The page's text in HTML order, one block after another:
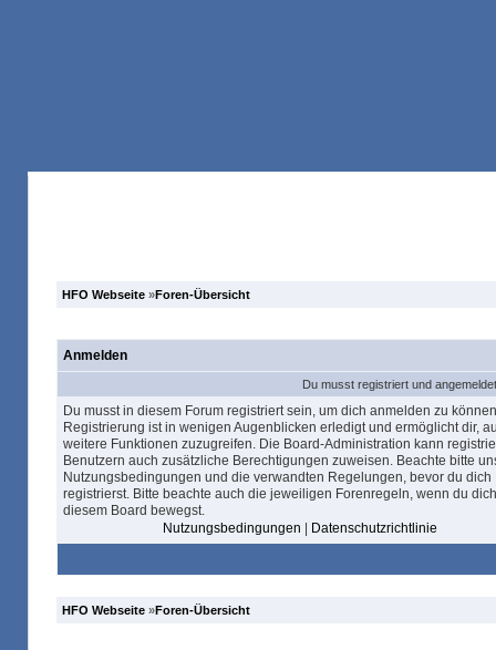
HFO Webseite »Foren-Übersicht
Anmelden
Du musst registriert und
Du musst in diesem Forum registriert sein, um dich anmelden zu
Registrierung ist in wenigen Augenblicken erledigt und ermöglicht dir,
weitere Funktionen zuzugreifen. Die Board-Administration kann
Benutzern auch zusätzliche Berechtigungen zuweisen. Beachte bitte
Nutzungsbedingungen und die verwandten Regelungen, bevor du dich
registrierst. Bitte beachte auch die jeweiligen Forenregeln, wenn du
diesem Board bewegst.
Nutzungsbedingungen
Datenschutzrichtlinie
HFO Webseite »Foren-Übersicht